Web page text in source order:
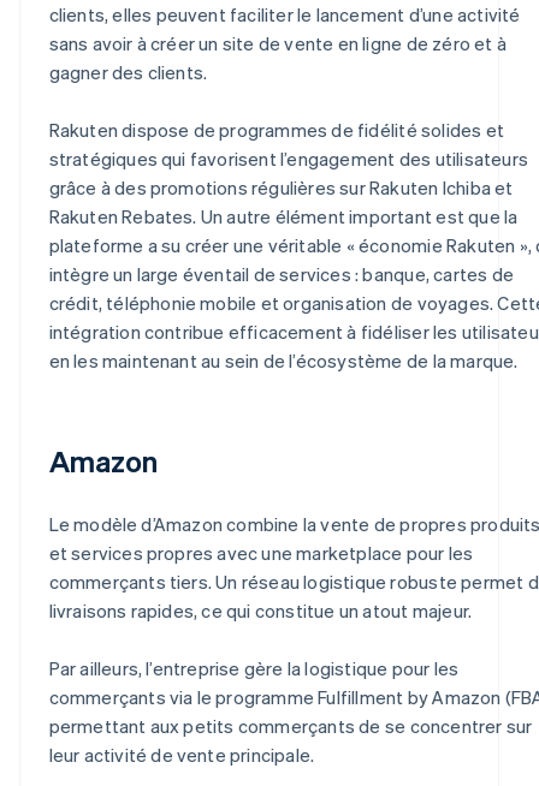
clients, elles peuvent faciliter le lancement d’une activité
sans avoir à créer un site de vente en ligne de zéro et à
gagner des clients.
Rakuten dispose de programmes de fidélité solides et
stratégiques qui favorisent l’engagement des utilisateurs
grâce à des promotions régulières sur Rakuten Ichiba et
Rakuten Rebates. Un autre élément important est que la
plateforme a su créer une véritable « économie Rakuten »,
intègre un large éventail de services : banque, cartes de
crédit, téléphonie mobile et organisation de voyages.
intégration contribue efficacement à fidéliser les
en les maintenant au sein de l’écosystème de la marque.
Amazon
Le modèle d’Amazon combine la vente de propres
et services propres avec une marketplace pour les
commerçants tiers. Un réseau logistique robuste permet
livraisons rapides, ce qui constitue un atout majeur.
Par ailleurs, l’entreprise gère la logistique pour les
commerçants via le programme Fulfillment by Amazon
permettant aux petits commerçants de se concentrer sur
leur activité de vente principale.